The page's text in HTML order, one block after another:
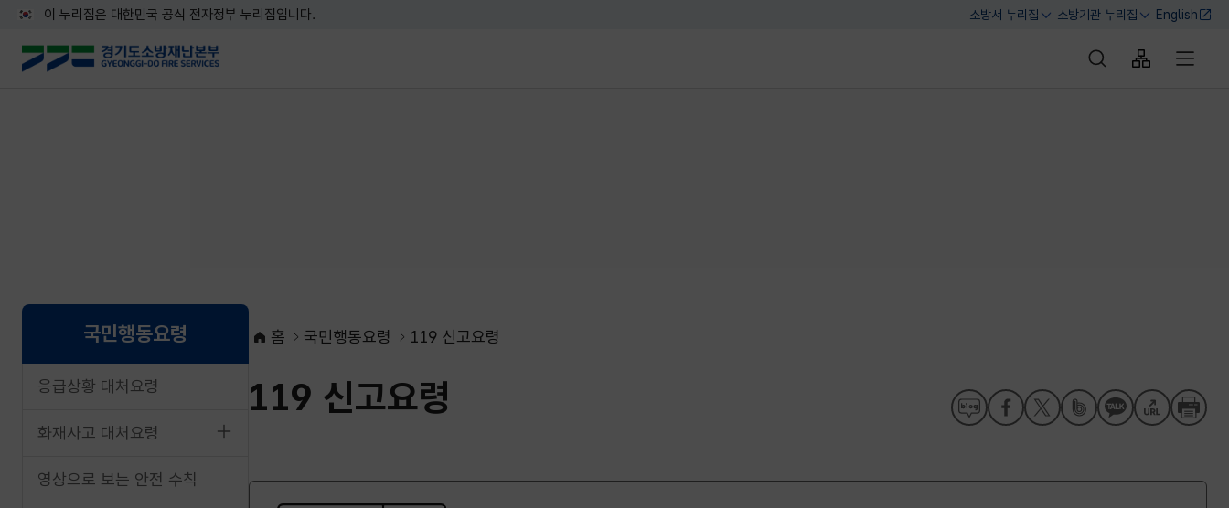
이 누리집은 대한민국 공식 전자정부 누리집입니다. 소방서 누리집
열기
소방기관 누리집
열기
English
통합검색 바로가기
사이트맵 바
전체메
국민행동요령
응급상황 대처요령
화재사고 대처요령
영상으로 보는 안전 수칙
홈 국민행동요령 119 신고요령
119 신고요령
네이버밴드로 공유하기
카카오톡으로 공유하기
URL복사하기
인쇄하기